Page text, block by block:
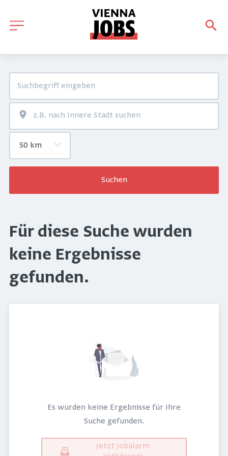
Suchen
Für diese Suche wurden
keine Ergebnisse
gefunden.
Es wurden keine Ergebnisse für Ihre
Suche gefunden.
Jetzt Jobalarm